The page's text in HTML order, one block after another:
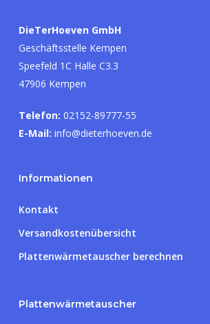
DieTerHoeven GmbH
Geschäftsstelle Kempen
Speefeld 1C Halle C3.3
47906 Kempen
Telefon: 02152-89777-55
E-Mail: info@dieterhoeven.de
Informationen
Kontakt
Versandkostenübersicht
Plattenwärmetauscher berechnen
Plattenwärmetauscher